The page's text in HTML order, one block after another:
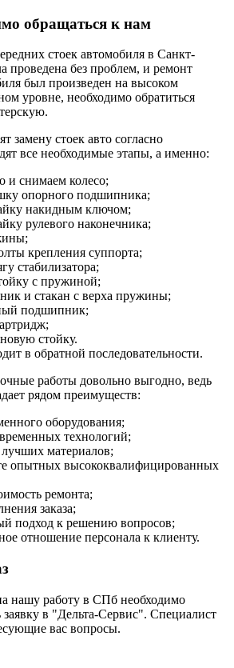
обращаться к нам
стоек автомобиля в Санкт-
проведена без проблем, и ремонт
был произведен на высоком
уровне, необходимо обратиться
замену стоек авто согласно
все необходимые этапы, а именно:
и снимаем колесо;
опорного подшипника;
накидным ключом;
рулевого наконечника;
крепления суппорта;
стабилизатора;
с пружиной;
и стакан с верха пружины;
подшипник;
стойку.
в обратной последовательности.
работы довольно выгодно, ведь
рядом преимуществ:
оборудования;
технологий;
материалов;
опытных высококвалифицированных
ремонта;
заказа;
подход к решению вопросов;
отношение персонала к клиенту.
нашу работу в СПб необходимо
заявку в "Дельта-Сервис". Специалист
вас вопросы.